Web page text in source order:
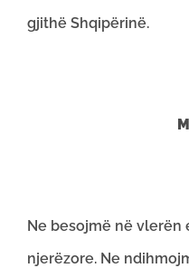
gjithë Shqipërinë.
Ne besojmë në vlerën
njerëzore. Ne